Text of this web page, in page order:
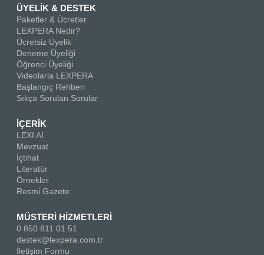
ÜYELİK & DESTEK
Paketler & Ücretler
LEXPERA Nedir?
Ücretsiz Üyelik
Deneme Üyeliği
Öğrenci Üyeliği
Videolarla LEXPERA
Başlangıç Rehberi
Sıkça Sorulan Sorular
İÇERİK
LEXI AI
Mevzuat
İçtihat
Literatür
Örnekler
Resmi Gazete
MÜSTERİ HİZMETLERİ
0 850 811 01 51
destek@lexpera.com.tr
İletişim Formu